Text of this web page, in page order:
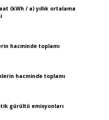
(kWh / a) yıllık ortalama
hacminde toplamı
hacminde toplamı
gürültü emisyonları